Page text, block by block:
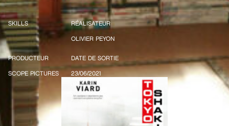
SKILLS
RÉALISATEUR
OLIVIER PEYON
PRODUCTEUR
SCOPE PICTURES
DATE DE SORTIE
23/06/2021